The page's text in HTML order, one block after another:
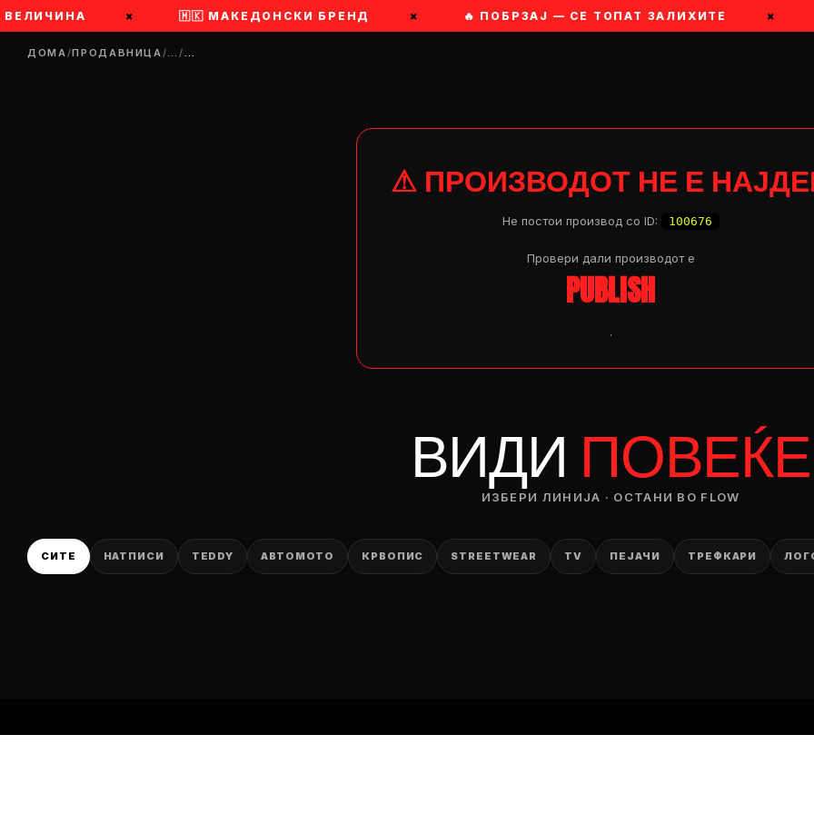
× 🇲🇰 МАКЕДОНСКИ БРЕНД × 🔥 ПОБРЗАЈ — СЕ ТОПАТ ЗАЛИХИТЕ ×
ДОМА/ПРОДАВНИЦА/…/…
⚠ ПРОИЗВОДОТ НЕ Е
Не постои производ со ID: 100676
Провери дали производот e
PUBLISH
.
ВИДИ ПОВЕЌЕ
ИЗБЕРИ ЛИНИЈА · ОСТАНИ ВО FLOW
СИТЕ НАТПИСИ TEDDY АВТОМОТО КРВОПИС STREETWEAR TV ПЕЈАЧИ ТРЕФКАРИ
— ден
ПЛАТИ ПРИ ДОСТАВА ВО КЕШ